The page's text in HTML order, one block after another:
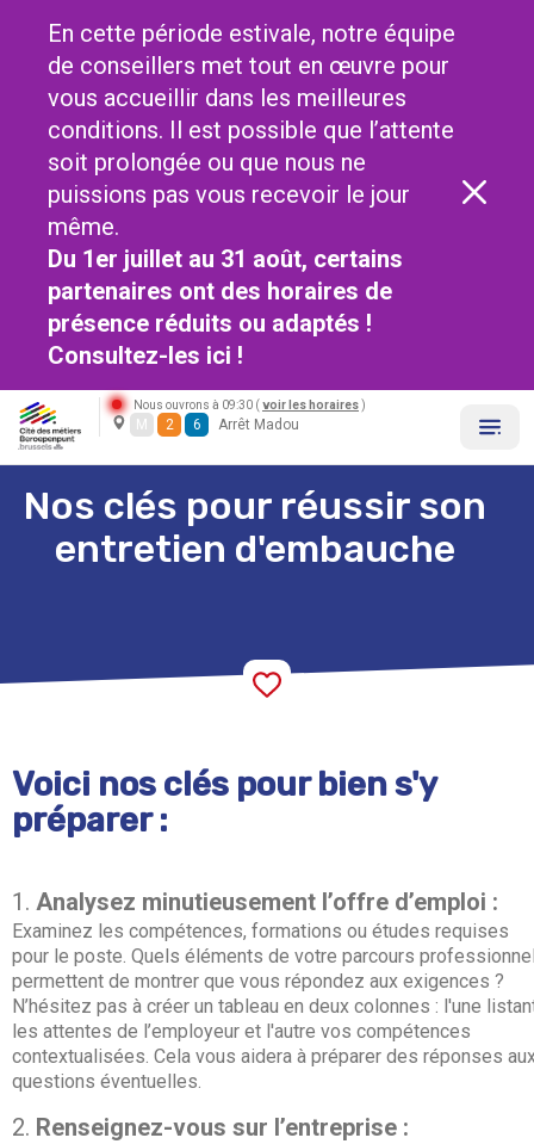
En cette période estivale, notre équipe
de conseillers met tout en œuvre pour
vous accueillir dans les meilleures
conditions. Il est possible que l’attente
soit prolongée ou que nous ne
puissions pas vous recevoir le jour
même.
Du 1er juillet au 31 août, certains
partenaires ont des horaires de
présence réduits ou adaptés !
Consultez-les ici !
Nous ouvrons à 09:30 ( voir les horaires )
M 2 6 Arrêt Madou
Nos clés pour réussir son
entretien d'embauche
Voici nos clés pour bien s'y
préparer :
Analysez minutieusement l’offre d’emploi :
Examinez les compétences, formations ou études requises
pour le poste. Quels éléments de votre parcours
permettent de montrer que vous répondez aux exigences ?
N’hésitez pas à créer un tableau en deux colonnes : l'une
les attentes de l’employeur et l'autre vos compétences
contextualisées. Cela vous aidera à préparer des réponses
questions éventuelles.
Renseignez-vous sur l’entreprise :